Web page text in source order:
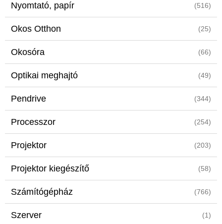
Nyomtató, papír (516)
Okos Otthon (25)
Okosóra (66)
Optikai meghajtó (49)
Pendrive (344)
Processzor (254)
Projektor (203)
Projektor kiegészítő (58)
Számítógépház (766)
Szerver (1)